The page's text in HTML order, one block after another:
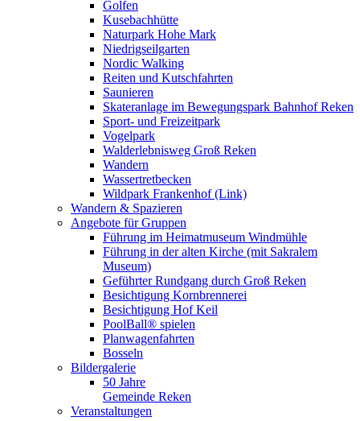
Golfen
Kusebachhütte
Naturpark Hohe Mark
Niedrigseilgarten
Nordic Walking
Reiten und Kutschfahrten
Saunieren
Skateranlage im Bewegungspark Bahnhof Reken
Sport- und Freizeitpark
Vogelpark
Walderlebnisweg Groß Reken
Wandern
Wassertretbecken
Wildpark Frankenhof (Link)
Wandern & Spazieren
Angebote für Gruppen
Führung im Heimatmuseum Windmühle
Führung in der alten Kirche (mit Sakralem
Museum)
Geführter Rundgang durch Groß Reken
Besichtigung Kornbrennerei
Besichtigung Hof Keil
PoolBall® spielen
Planwagenfahrten
Bosseln
Bildergalerie
50 Jahre
Gemeinde Reken
Veranstaltungen